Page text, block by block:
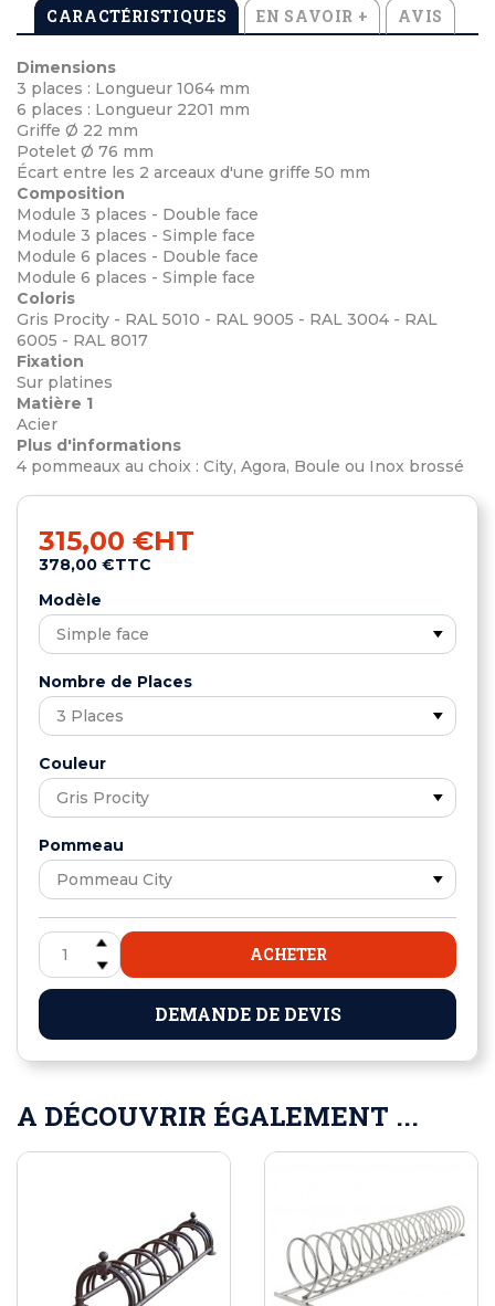
CARACTÉRISTIQUES EN SAVOIR + AVIS
Dimensions
3 places : Longueur 1064 mm
6 places : Longueur 2201 mm
Griffe Ø 22 mm
Potelet Ø 76 mm
Écart entre les 2 arceaux d'une griffe 50 mm
Composition
Module 3 places - Double face
Module 3 places - Simple face
Module 6 places - Double face
Module 6 places - Simple face
Coloris
Gris Procity - RAL 5010 - RAL 9005 - RAL 3004 - RAL
6005 - RAL 8017
Fixation
Sur platines
Matière 1
Acier
Plus d'informations
4 pommeaux au choix : City, Agora, Boule ou Inox brossé
315,00 €HT
378,00 €TTC
Modèle
Nombre de Places
Couleur
Pommeau
ACHETER
DEMANDE DE DEVIS
A DÉCOUVRIR ÉGALEMENT ...